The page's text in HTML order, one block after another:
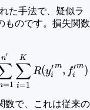
た手法で、疑似ラ
ものです。損失関数
=1
n′
i=1
∑
K
R(yi
′m, fi
′m )
数で、これは従来の